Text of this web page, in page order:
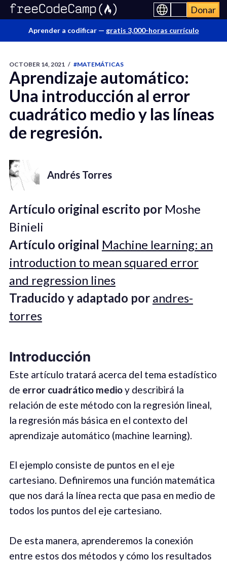
Donar
Aprender a codificar — gratis 3,000-horas currículo
OCTOBER 14, 2021 / #MATEMÁTICAS
Aprendizaje automático:
Una introducción al error
cuadrático medio y las líneas
de regresión.
Andrés Torres
Artículo original escrito por Moshe
Binieli
Artículo original Machine learning: an
introduction to mean squared error
and regression lines
Traducido y adaptado por andres-
torres
Introducción
Este artículo tratará acerca del tema estadístico
de error cuadrático medioy describirá la
relación de este método con la regresión lineal,
la regresión más básica en el contexto del
aprendizaje automático (machine learning).
El ejemplo consiste de puntos en el eje
cartesiano. Definiremos una función matemática
que nos dará la línea recta que pasa en medio de
todos los puntos del eje cartesiano.
De esta manera, aprenderemos la conexión
entre estos dos métodos y cómo los resultados